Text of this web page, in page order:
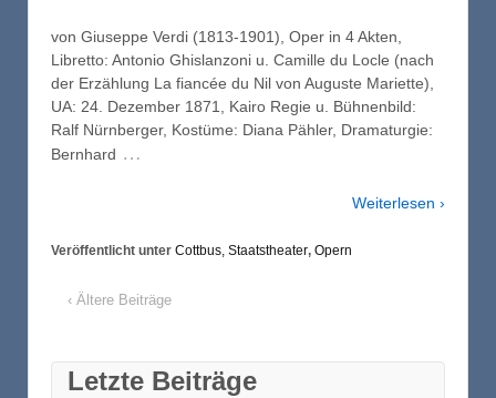
von Giuseppe Verdi (1813-1901), Oper in 4 Akten,
Libretto: Antonio Ghislanzoni u. Camille du Locle (nach
der Erzählung La fiancée du Nil von Auguste Mariette),
UA: 24. Dezember 1871, Kairo Regie u. Bühnenbild:
Ralf Nürnberger, Kostüme: Diana Pähler, Dramaturgie:
Bernhard …
Weiterlesen ›
Veröffentlicht unter Cottbus, Staatstheater, Opern
‹ Ältere Beiträge
Letzte Beiträge